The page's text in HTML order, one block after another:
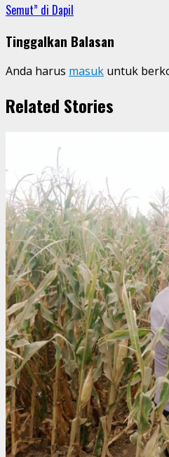
Semut” di Dapil
Tinggalkan Balasan
Anda harus masuk untuk
Related Stories